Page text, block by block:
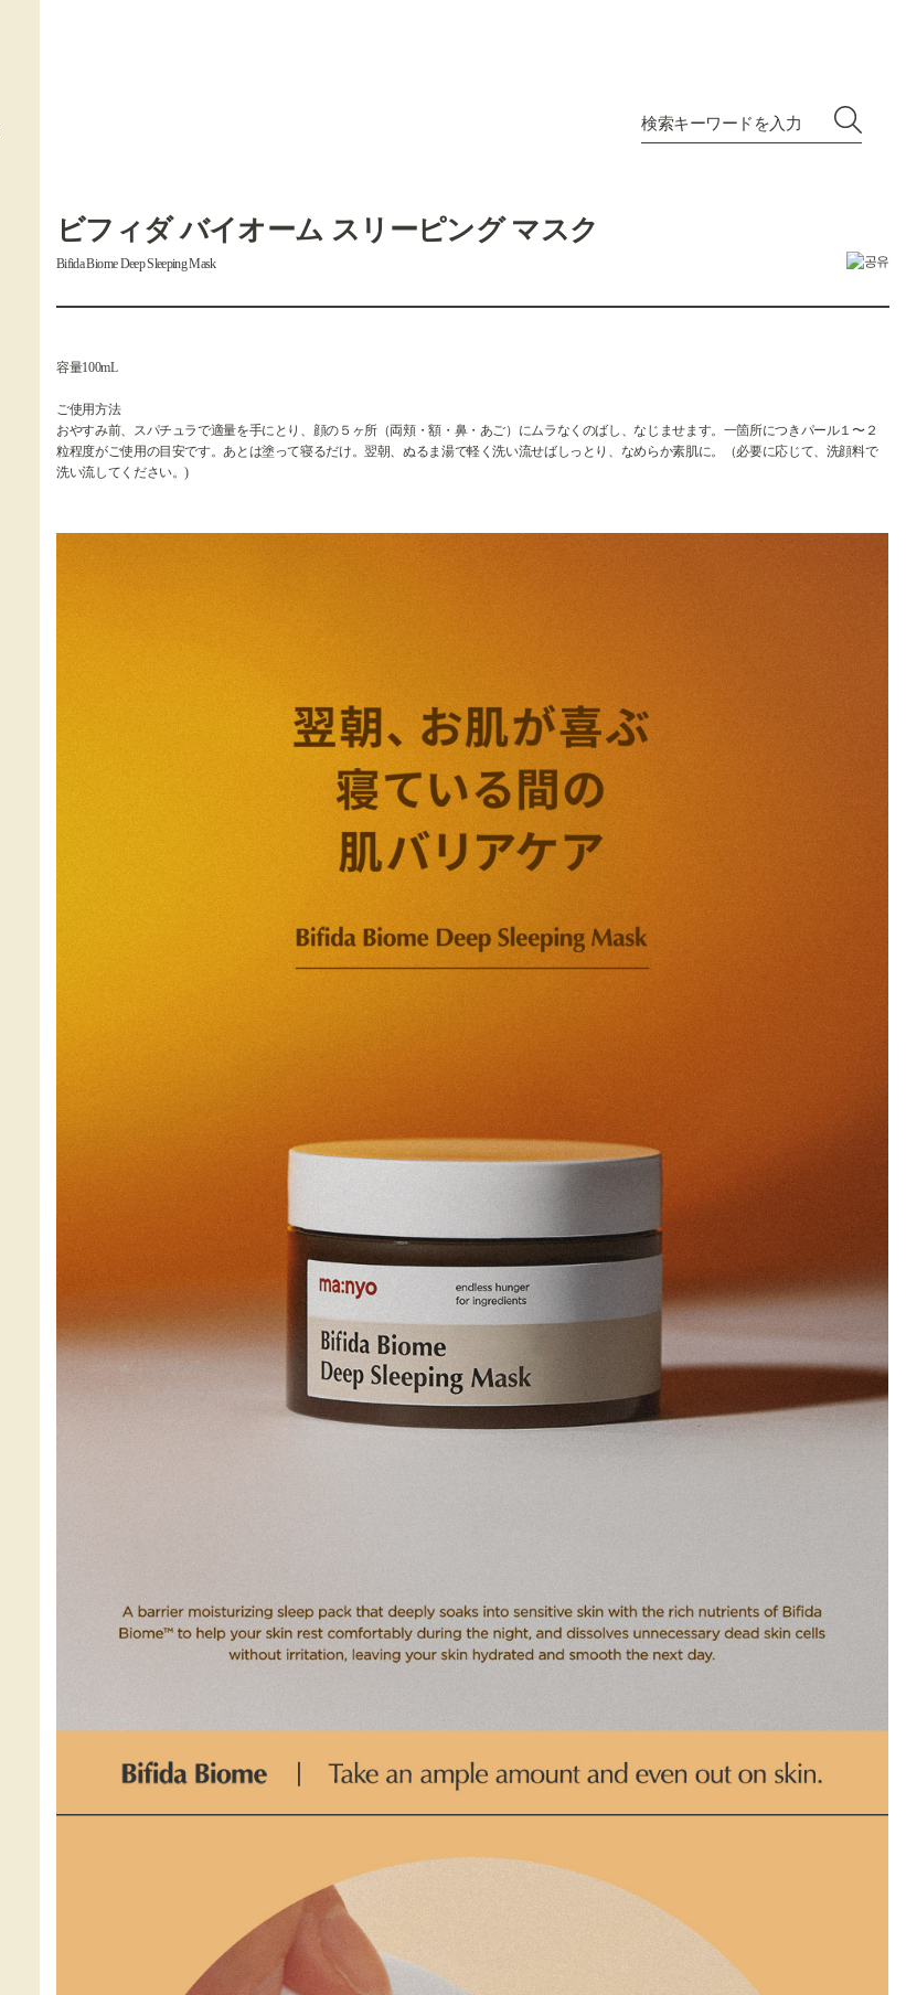
ビフィダ バイオーム スリーピング マスク
Bifida Biome Deep Sleeping Mask
容量100mL
ご使用方法
おやすみ前、スパチュラで適量を手にとり、顔の５ヶ所（両頬・額・鼻・あご）にムラなくのばし、なじませます。一箇所につきパール１〜２
粒程度がご使用の目安です。あとは塗って寝るだけ。翌朝、ぬるま湯で軽く洗い流せばしっとり、なめらか素肌に。（必要に応じて、洗顔料で
洗い流してください。)